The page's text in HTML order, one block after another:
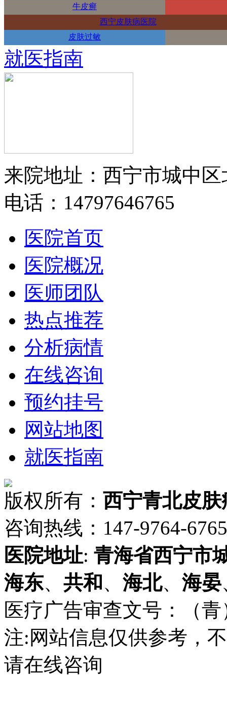
牛皮癣
西宁皮肤病医院
皮肤过敏
就医指南
来院地址：西宁市城中区
电话：14797646765
医院首页
医院概况
医师团队
热点推荐
分析病情
在线咨询
预约挂号
网站地图
就医指南
版权所有： 西宁青北皮肤
咨询热线：147-9764-
医院地址: 青海省西宁市
海东、 共和 、 海北、 海晏
医疗广告审查文号：（
注:网站信息仅供参考，
请在线咨询